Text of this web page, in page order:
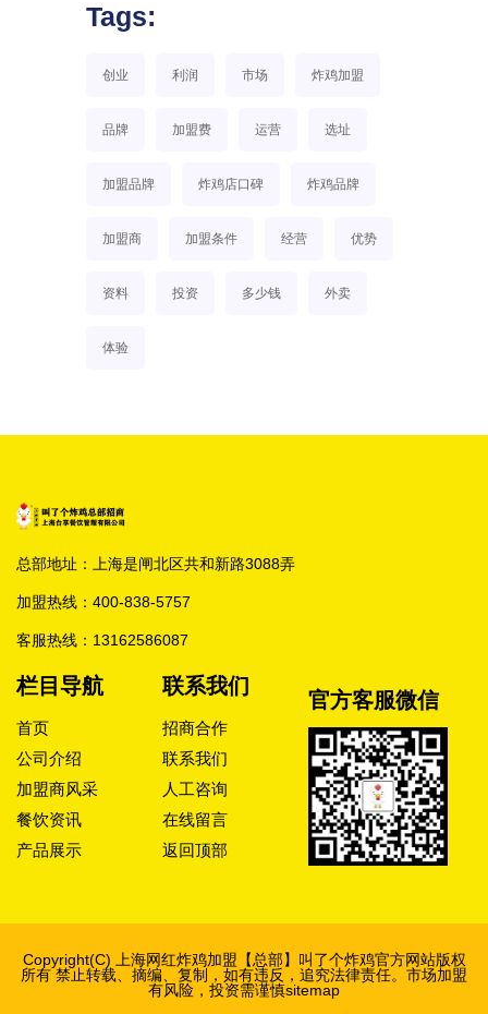
Tags:
创业 利润 市场 炸鸡加盟
品牌 加盟费 运营 选址
加盟品牌 炸鸡店口碑 炸鸡品牌
加盟商 加盟条件 经营 优势
资料 投资 多少钱 外卖
体验
总部地址：上海是闸北区共和新路3088弄
加盟热线： 400-838-5757
客服热线： 13162586087
栏目导航
首页
公司介绍
加盟商风采
餐饮资讯
产品展示
联系我们
招商合作
联系我们
人工咨询
在线留言
返回顶部
官方客服微信
Copyright(C) 上海网红炸鸡加盟【总部】 叫了个炸鸡官方网站版权
所有 禁止转载、摘编、复制，如有违反，追究法律责任。市场加盟
有风险，投资需谨慎sitemap